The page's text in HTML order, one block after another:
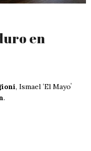
en
, Ismael ʻEl Mayoʼ
.